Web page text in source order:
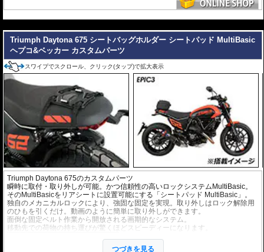
Triumph Daytona 675 シートバッグホルダー シートパッド MultiBasic
ヘプコ&ベッカー カスタムパーツ
スワイプでスクロール、クリック(タップ)で拡大表示
Triumph Daytona 675のカスタムパーツ
瞬時に取付・取り外しが可能。かつ信頼性の高いロックシステムMultiBasic。
そのMultiBasicをリアシートに設置可能にする「シートパッド MultiBasic」。
独自のメカニカルロックにより、強固な固定を実現。取り外しはロック解除用
のひもを引くだけ。動画のように簡単に取り外しができます。
面倒な固定ベルト作業から開放される画期的なシステム。
移動先での荷物の持ち運びが驚くほどスピーディーになります。
0」 などの
つづきを見る